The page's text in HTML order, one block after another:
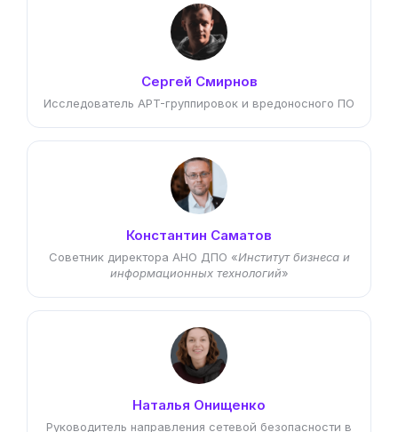
Сергей Смирнов
Исследователь APT-группировок и вредоносного ПО
Константин Саматов
Советник директора АНО ДПО «Институт бизнеса и
информационных технологий»
Наталья Онищенко
Руководитель направления сетевой безопасности в